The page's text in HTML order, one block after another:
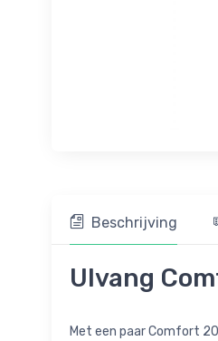
Beschrijving
Ulvang
Met een paar Comfort